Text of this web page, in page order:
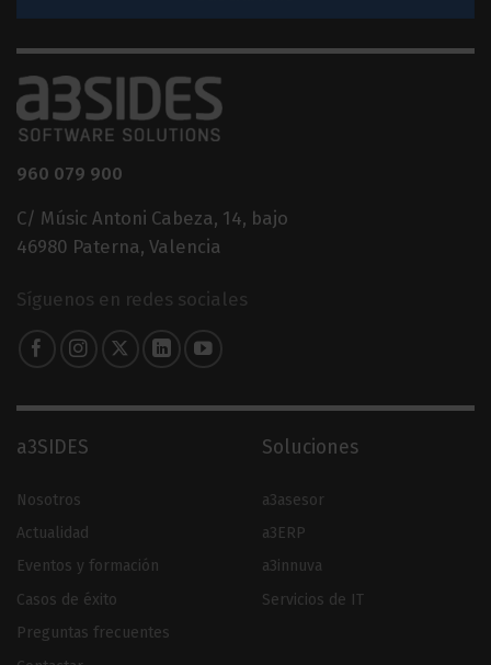
960 079 900
C/ Músic Antoni Cabeza, 14, bajo
46980 Paterna, Valencia
Síguenos en redes sociales
a3SIDES
Nosotros
Actualidad
Eventos y formación
Casos de éxito
Preguntas frecuentes
Soluciones
a3asesor
a3ERP
a3innuva
Servicios de IT